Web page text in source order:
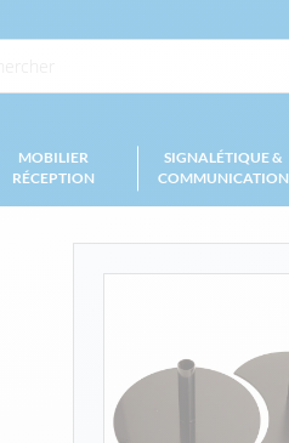
MOBILIER
RÉCEPTION
SIGNALÉTIQUE &
COMMUNICATION